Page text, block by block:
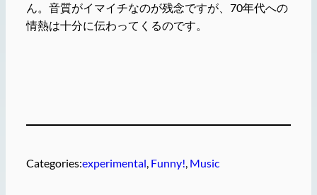
ん。音質がイマイチなのが残念ですが、70年代への
情熱は十分に伝わってくるのです。
Categories:experimental Funny! Music